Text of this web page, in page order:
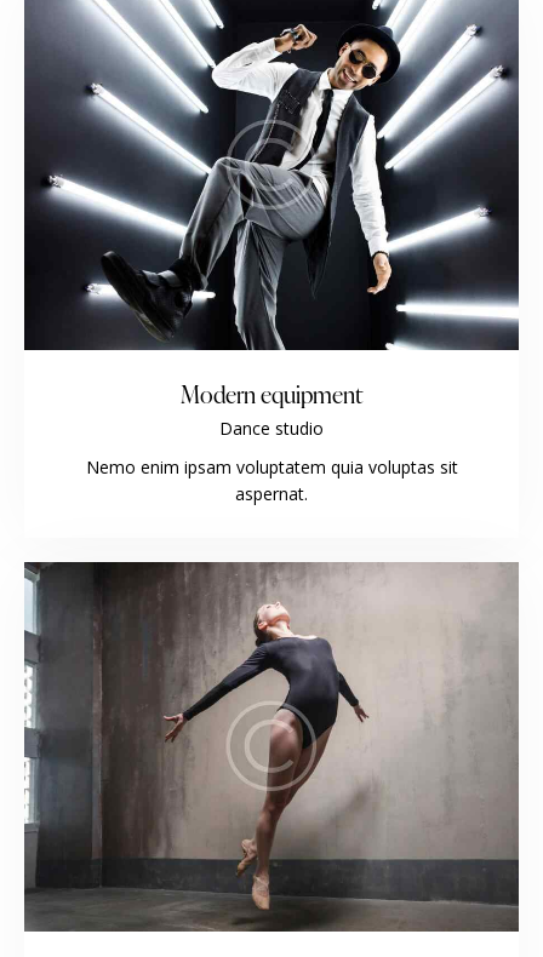
Modern equipment
Dance studio
Nemo enim ipsam voluptatem quia voluptas sit
aspernat.